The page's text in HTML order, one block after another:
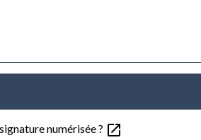
numérisée ? open_in_new